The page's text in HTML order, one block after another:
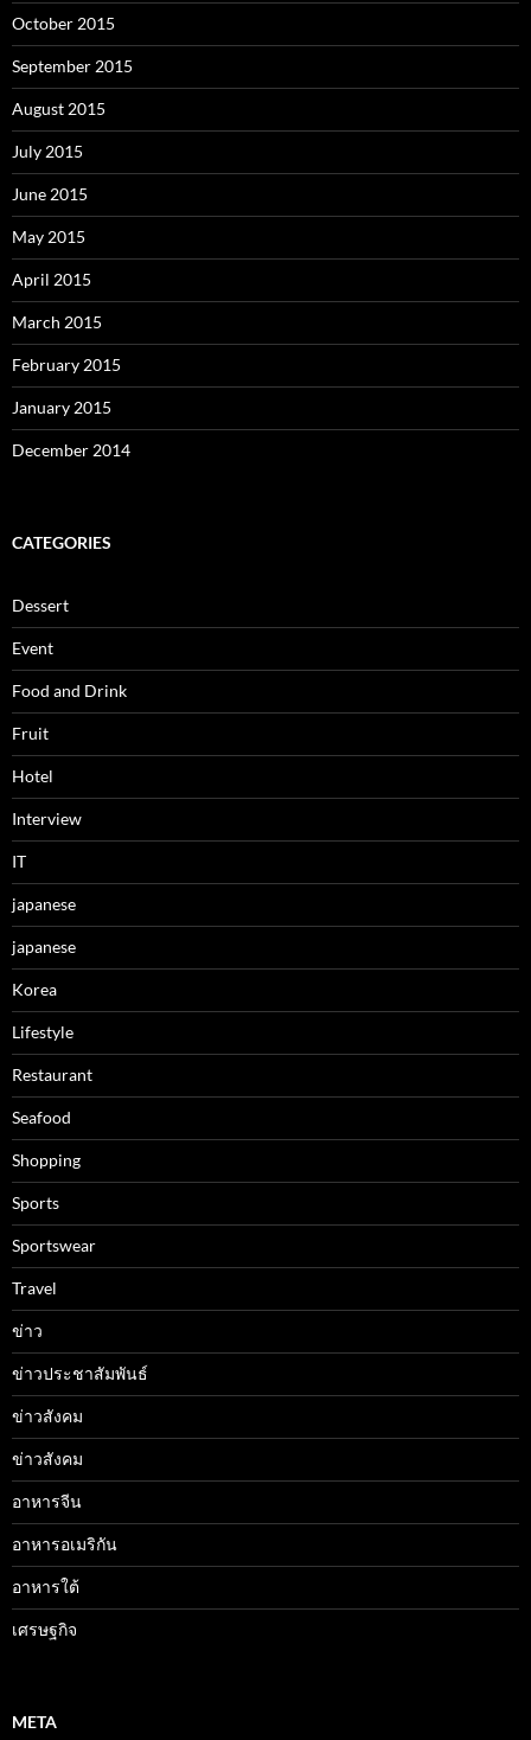
October 2015
September 2015
August 2015
July 2015
June 2015
May 2015
April 2015
March 2015
February 2015
January 2015
December 2014
CATEGORIES
Dessert
Event
Food and Drink
Fruit
Hotel
Interview
IT
japanese
japanese
Korea
Lifestyle
Restaurant
Seafood
Shopping
Sports
Sportswear
Travel
ข่าว
ข่าวประชาสัมพันธ์
ข่าวสังคม
ข่าวสังคม
อาหารจีน
อาหารอเมริกัน
อาหารใต้
เศรษฐกิจ
META